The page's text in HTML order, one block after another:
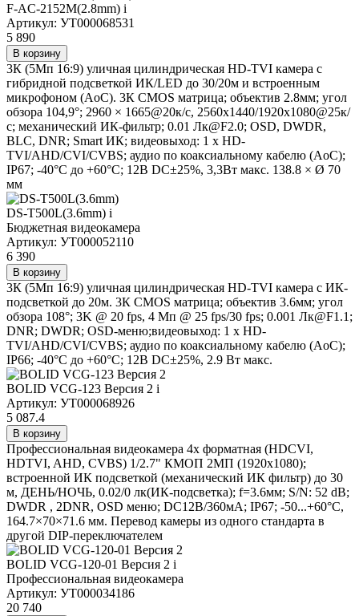
F-AC-2152M(2.8mm) i
Артикул: УТ000068531
5 890
В корзину
3К (5Мп 16:9) уличная цилиндрическая HD-TVI камера с
гибридной подсветкой ИК/LED до 30/20м и встроенным
микрофоном (AoC). 3К CMOS матрица; объектив 2.8мм; угол
обзора 104,9°; 2960 × 1665@20к/с, 2560x1440/1920x1080@25к/
с; механический ИК-фильтр; 0.01 Лк@F2.0; OSD, DWDR,
BLC, DNR; Smart ИК; видеовыход: 1 х HD-
TVI/AHD/CVI/CVBS; аудио по коаксиальному кабелю (AoC);
IP67; -40°С до +60°С; 12В DC±25%, 3,3Вт макс. 138.8 × Ø 70
мм
DS-T500L(3.6mm) i
Бюджетная видеокамера
Артикул: УТ000052110
6 390
В корзину
3К (5Мп 16:9) уличная цилиндрическая HD-TVI камера с ИК-
подсветкой до 20м. 3К CMOS матрица; объектив 3.6мм; угол
обзора 108°; 3K @ 20 fps, 4 Мп @ 25 fps/30 fps; 0.001 Лк@F1.1;
DNR; DWDR; OSD-меню;видеовыход: 1 х HD-
TVI/AHD/CVI/CVBS; аудио по коаксиальному кабелю (AoC);
IP66; -40°С до +60°С; 12В DC±25%, 2.9 Вт макс.
BOLID VCG-123 Версия 2 i
Артикул: УТ000068926
5 087.4
В корзину
Профессиональная видеокамера 4х форматная (HDCVI,
HDTVI, AHD, CVBS) 1/2.7" КМОП 2МП (1920х1080);
встроенной ИК подсветкой (механический ИК фильтр) до 30
м, ДЕНЬ/НОЧЬ, 0.02/0 лк(ИК-подсветка); f=3.6мм; S/N: 52 dB;
DWDR , 2DNR, OSD меню; DC12В/360мА; IP67; -50...+60°C,
164.7×70×71.6 мм. Перевод камеры из одного стандарта в
другой DIP-переключателем
BOLID VCG-120-01 Версия 2 i
Профессиональная видеокамера
Артикул: УТ000034186
20 740